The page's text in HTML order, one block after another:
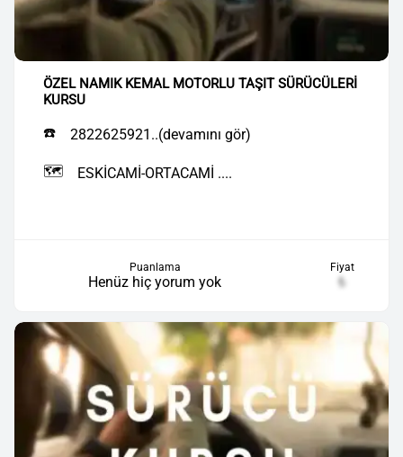
ÖZEL NAMIK KEMAL MOTORLU TAŞIT SÜRÜCÜLERİ
KURSU
☎️ 2822625921..(devamını gör)
🗺️ ESKİCAMİ-ORTACAMİ ....
Puanlama
Henüz hiç yorum yok
Fiyat
₺